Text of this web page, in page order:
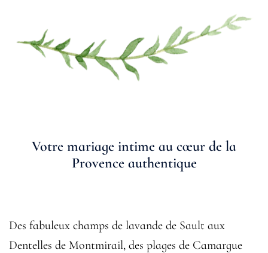
Votre mariage intime au cœur de la
Provence authentique
Des fabuleux champs de lavande de Sault aux
Dentelles de Montmirail, des plages de Camargue